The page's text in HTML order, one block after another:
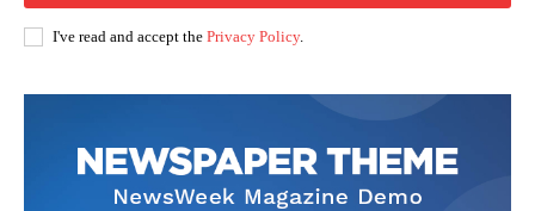
I've read and accept the Privacy Policy.